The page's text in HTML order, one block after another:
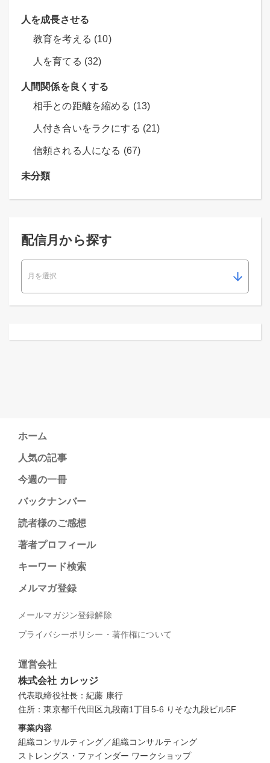
人を成長させる
教育を考える (10)
人を育てる (32)
人間関係を良くする
相手との距離を縮める (13)
人付き合いをラクにする (21)
信頼される人になる (67)
未分類
配信月から探す
ホーム
人気の記事
今週の一冊
バックナンバー
読者様のご感想
著者プロフィール
キーワード検索
メルマガ登録
メールマガジン登録解除
プライバシーポリシー・著作権について
運営会社
株式会社 カレッジ
代表取締役社長：紀藤 康行
住所：東京都千代田区九段南1丁目5-6 りそな九段ビル5F
事業内容
組織コンサルティング／組織コンサルティング
ストレングス・ファインダー ワークショップ